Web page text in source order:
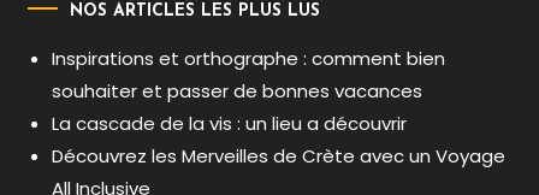
NOS ARTICLES LES PLUS LUS
Inspirations et orthographe : comment bien
souhaiter et passer de bonnes vacances
La cascade de la vis : un lieu a découvrir
Découvrez les Merveilles de Crète avec un Voyage
All Inclusive